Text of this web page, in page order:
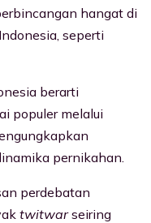
hangat di
seperti
berarti
populer melalui
pernikahan.
perdebatan
twitwarseiring